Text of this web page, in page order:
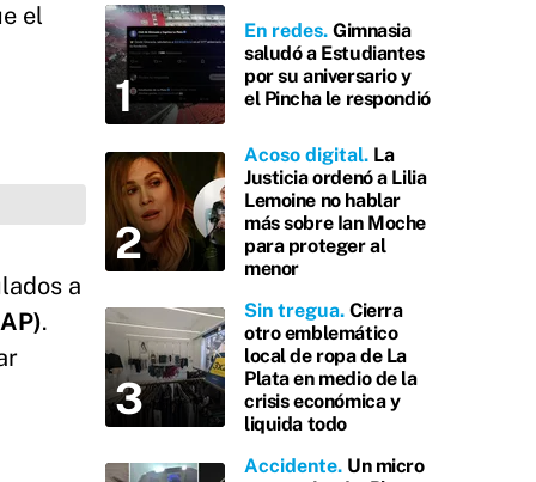
el
a
.
En redes Gimnasia
saludó a Estudiantes
por su aniversario y
el Pincha le respondió
Acoso digital La
Justicia ordenó a Lilia
Lemoine no hablar
más sobre Ian Moche
para proteger al
menor
Sin tregua Cierra
otro emblemático
local de ropa de La
Plata en medio de la
crisis económica y
liquida todo
Accidente Un micro